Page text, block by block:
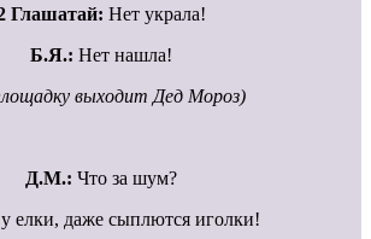
Глашатай: Нет украла!
Б.Я.: Нет нашла!
выходит Дед Мороз)
Д.М.: Что за шум?
елки, даже сыплются иголки!